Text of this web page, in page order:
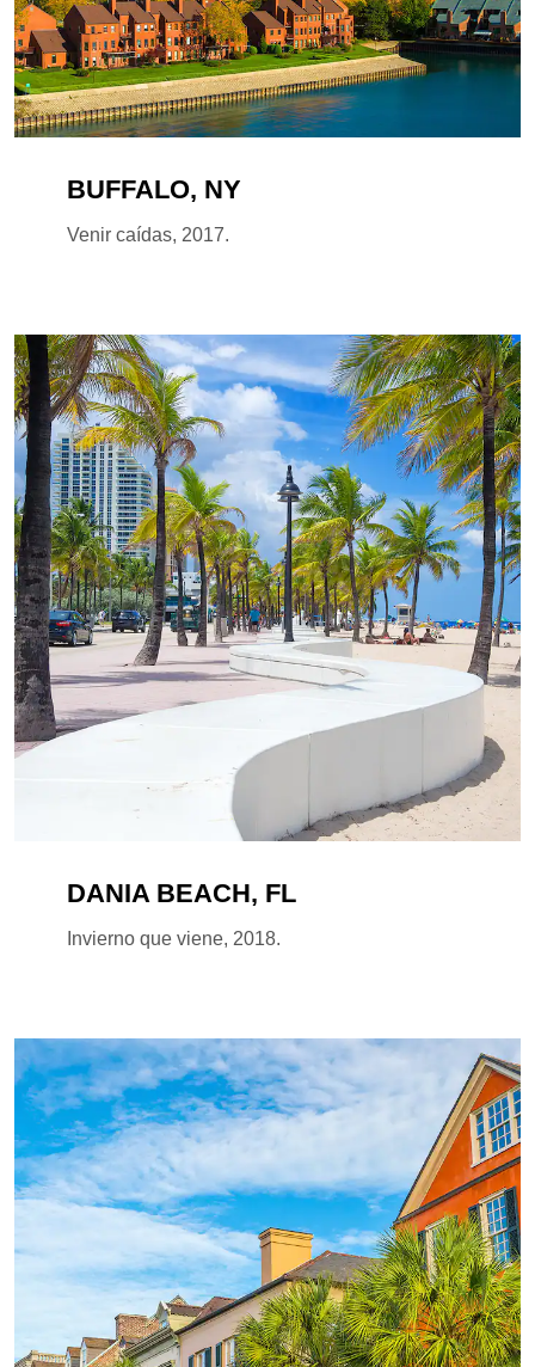
BUFFALO, NY
Venir caídas, 2017.
DANIA BEACH, FL
Invierno que viene, 2018.